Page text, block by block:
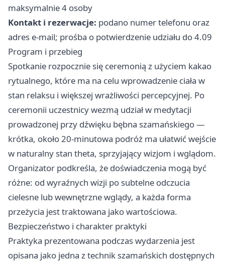
maksymalnie 4 osoby
Kontakt i rezerwacje: podano numer telefonu oraz
adres e‑mail; prośba o potwierdzenie udziału do 4.09
Program i przebieg
Spotkanie rozpocznie się ceremonią z użyciem kakao
rytualnego, które ma na celu wprowadzenie ciała w
stan relaksu i większej wrażliwości percepcyjnej. Po
ceremonii uczestnicy wezmą udział w medytacji
prowadzonej przy dźwięku bębna szamańskiego —
krótka, około 20‑minutowa podróż ma ułatwić wejście
w naturalny stan theta, sprzyjający wizjom i wglądom.
Organizator podkreśla, że doświadczenia mogą być
różne: od wyraźnych wizji po subtelne odczucia
cielesne lub wewnętrzne wglądy, a każda forma
przeżycia jest traktowana jako wartościowa.
Bezpieczeństwo i charakter praktyki
Praktyka prezentowana podczas wydarzenia jest
opisana jako jedna z technik szamańskich dostępnych